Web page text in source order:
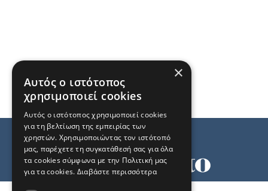
×
Αυτός ο ιστότοπος
χρησιμοποιεί cookies
Αυτός ο ιστότοπος χρησιμοποιεί cookies
για τη βελτίωση της εμπειρίας των
χρηστών. Χρησιμοποιώντας τον ιστότοπό
μας, παρέχετε τη συγκατάθεσή σας για όλα
τα cookies σύμφωνα με την Πολιτική μας
για τα cookies. Διαβάστε περισσότερα